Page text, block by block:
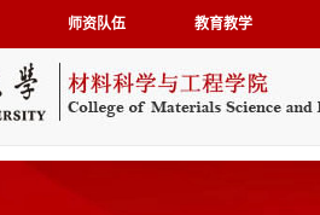
师资队伍 教育教学